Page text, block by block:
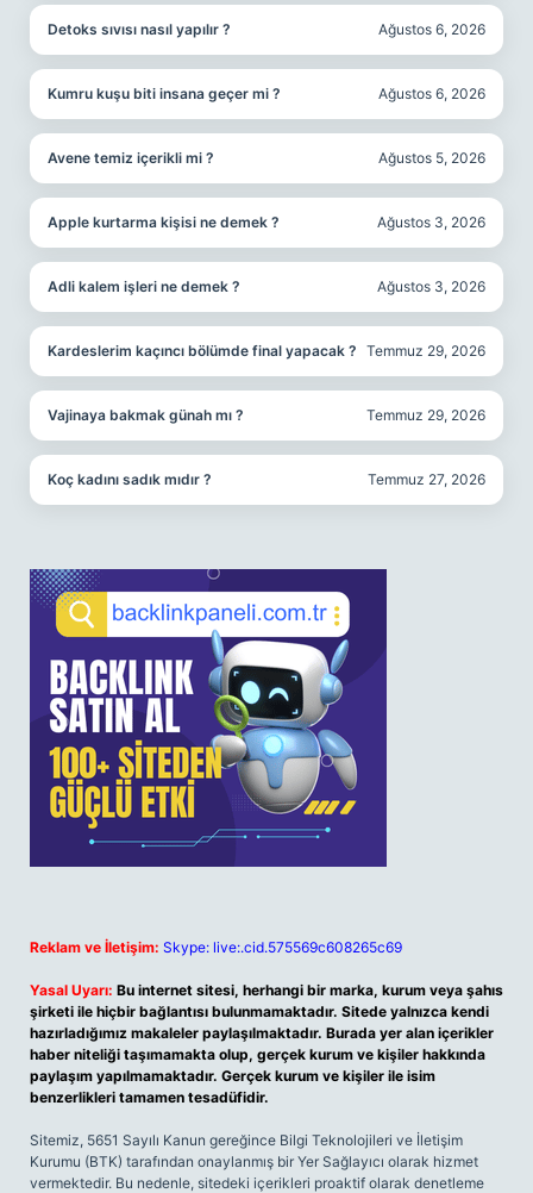
Detoks sıvısı nasıl yapılır ? Ağustos 6, 2026
Kumru kuşu biti insana geçer mi ? Ağustos 6, 2026
Avene temiz içerikli mi ? Ağustos 5, 2026
Apple kurtarma kişisi ne demek ? Ağustos 3, 2026
Adli kalem işleri ne demek ? Ağustos 3, 2026
Kardeslerim kaçıncı bölümde final yapacak ? Temmuz 29, 2026
Vajinaya bakmak günah mı ? Temmuz 29, 2026
Koç kadını sadık mıdır ? Temmuz 27, 2026
Reklam ve İletişim: Skype: live:.cid.575569c608265c69
Yasal Uyarı: Bu internet sitesi, herhangi bir marka, kurum veya şahıs
şirketi ile hiçbir bağlantısı bulunmamaktadır. Sitede yalnızca kendi
hazırladığımız makaleler paylaşılmaktadır. Burada yer alan içerikler
haber niteliği taşımamakta olup, gerçek kurum ve kişiler hakkında
paylaşım yapılmamaktadır. Gerçek kurum ve kişiler ile isim
benzerlikleri tamamen tesadüfidir.
Sitemiz, 5651 Sayılı Kanun gereğince Bilgi Teknolojileri ve İletişim
Kurumu (BTK) tarafından onaylanmış bir Yer Sağlayıcı olarak hizmet
vermektedir. Bu nedenle, sitedeki içerikleri proaktif olarak denetleme